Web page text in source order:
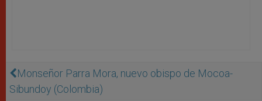
Monseñor Parra Mora, nuevo obispo de Mocoa-
Sibundoy (Colombia)